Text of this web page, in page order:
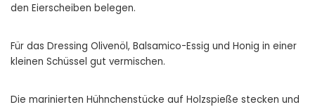
den Eierscheiben belegen.
Für das Dressing Olivenöl, Balsamico-Essig und Honig in einer
kleinen Schüssel gut vermischen.
Die marinierten Hühnchenstücke auf Holzspieße stecken und